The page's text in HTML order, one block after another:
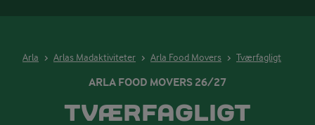
Arla Arlas Madaktiviteter Arla Food Movers Tværfagligt
ARLA FOOD MOVERS 26/27
TVÆRFAGLIGT